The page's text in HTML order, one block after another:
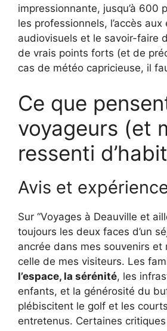
impressionnante, jusqu’à 600
les professionnels, l’accès
audiovisuels et le savoir-faire
de vrais points forts (et de
cas de météo capricieuse, il
Ce que
voyageurs (et
ressenti
Avis et
Sur “Voyages à Deauville et
toujours les deux faces d’un
ancrée dans mes souvenirs et
celle de mes visiteurs. Les
l’espace, la sérénité, les
enfants, et la générosité du
plébiscitent le golf et les
entretenus. Certaines